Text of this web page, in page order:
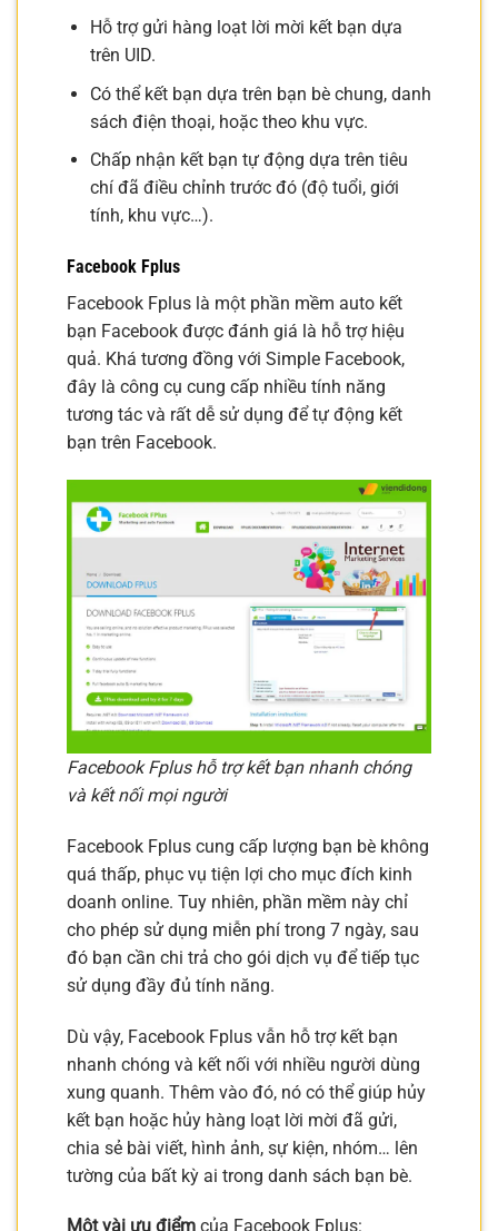
Hỗ trợ gửi hàng loạt lời mời kết bạn dựa
trên UID.
Có thể kết bạn dựa trên bạn bè chung, danh
sách điện thoại, hoặc theo khu vực.
Chấp nhận kết bạn tự động dựa trên tiêu
chí đã điều chỉnh trước đó (độ tuổi, giới
tính, khu vực…).
Facebook Fplus
Facebook Fplus là một phần mềm auto kết
bạn Facebook được đánh giá là hỗ trợ hiệu
quả. Khá tương đồng với Simple Facebook,
đây là công cụ cung cấp nhiều tính năng
tương tác và rất dễ sử dụng để tự động kết
bạn trên Facebook.
Facebook Fplus hỗ trợ kết bạn nhanh chóng
và kết nối mọi người
Facebook Fplus cung cấp lượng bạn bè không
quá thấp, phục vụ tiện lợi cho mục đích kinh
doanh online. Tuy nhiên, phần mềm này chỉ
cho phép sử dụng miễn phí trong 7 ngày, sau
đó bạn cần chi trả cho gói dịch vụ để tiếp tục
sử dụng đầy đủ tính năng.
Dù vậy, Facebook Fplus vẫn hỗ trợ kết bạn
nhanh chóng và kết nối với nhiều người dùng
xung quanh. Thêm vào đó, nó có thể giúp hủy
kết bạn hoặc hủy hàng loạt lời mời đã gửi,
chia sẻ bài viết, hình ảnh, sự kiện, nhóm… lên
tường của bất kỳ ai trong danh sách bạn bè.
Một vài ưu điểm của Facebook Fplus: